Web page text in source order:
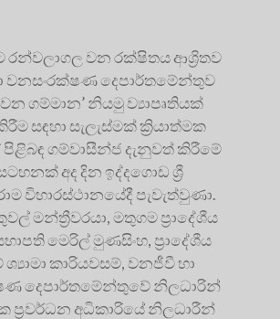
රන්වලාගල වන රක්ෂිතය ආශ්‍රිතව
වනසංරක්ෂණ දෙපාර්තමේන්තුව
ගම්මාන’ නියමු ව්‍යාපෘතියක්
සඳහා සැලැස්මක් ක්‍රියාත්මක
පිළිබඳ ගම්වාසීන්ජ දැනුවත් කිරීමේ
අද දින ඉද්දගොඩ ශ්‍රී
විහාරස්ථානයේදී පැවැත්වුණා.
මන්ත්‍රීවරයා, මතුගම ප්‍රාදේශීය
මෙරිල් මුණසිංහ, ප්‍රාදේශීය
කාරියවසම්, වනජීවී හා
දෙපාර්තමේන්තුවේ නිලධාරින්
ප්‍රවර්ධන අධිකාරියේ නිලධාරීන්